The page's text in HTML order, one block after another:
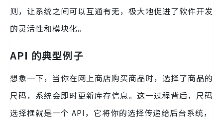
则，让系统之间可以互通有无，极大地促进了软件开发
的灵活性和模块化。
API 的典型例子
想象一下，当你在网上商店购买商品时，选择了商品的
尺码，系统会即时更新库存信息。这一过程背后，尺码
选择框就是一个 API，它将你的选择传递给后台系统，